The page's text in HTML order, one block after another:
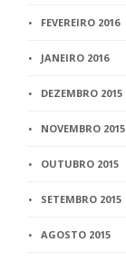
FEVEREIRO 2016
JANEIRO 2016
DEZEMBRO 2015
NOVEMBRO 2015
OUTUBRO 2015
SETEMBRO 2015
AGOSTO 2015